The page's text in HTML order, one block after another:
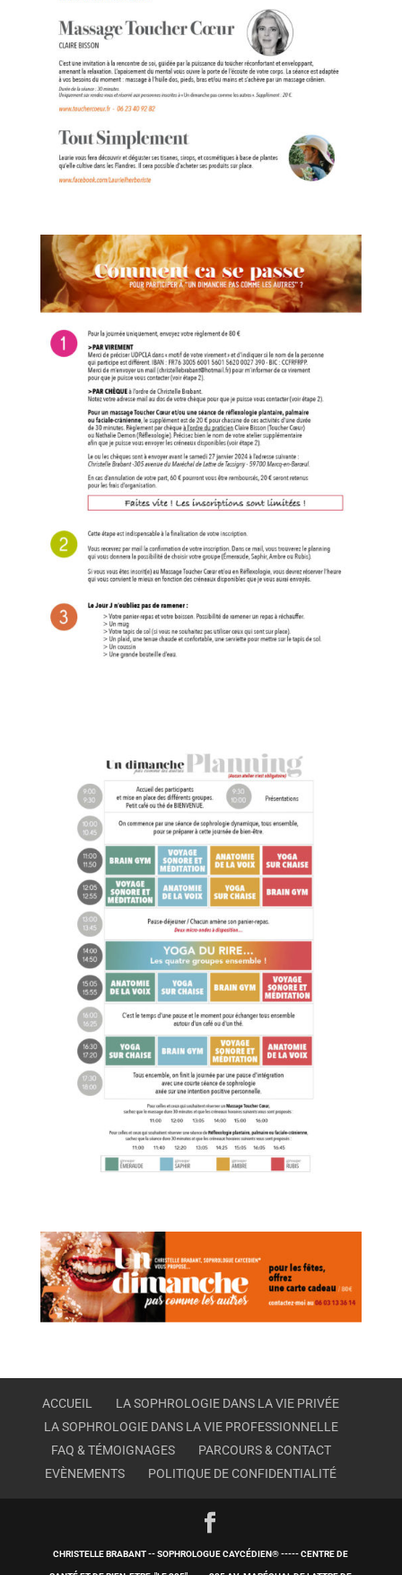
ACCUEIL
LA SOPHROLOGIE DANS LA VIE PRIVÉE
LA SOPHROLOGIE DANS LA VIE PROFESSIONNELLE
FAQ & TÉMOIGNAGES
PARCOURS & CONTACT
EVÈNEMENTS
POLITIQUE DE CONFIDENTIALITÉ
CHRISTELLE BRABANT -- SOPHROLOGUE CAYCÉDIEN® ----- CENTRE DE